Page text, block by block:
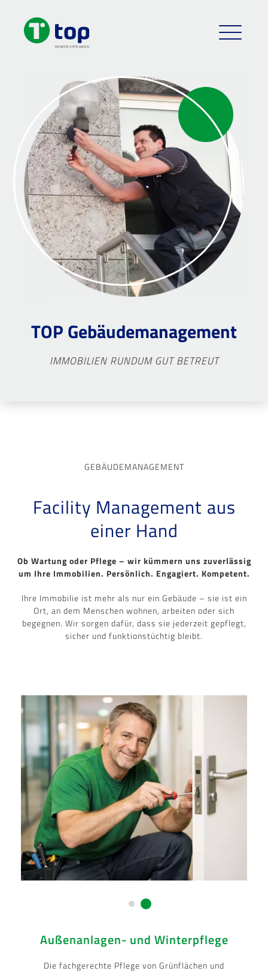
TOP Gebäudemanagement
IMMOBILIEN RUNDUM GUT BETREUT
GEBÄUDEMANAGEMENT
Facility Management aus
einer Hand
Ob Wartung oder Pflege – wir kümmern uns zuverlässig
um Ihre Immobilien. Persönlich. Engagiert. Kompetent.
Ihre Immobilie ist mehr als nur ein Gebäude – sie ist ein
Ort, an dem Menschen wohnen, arbeiten oder sich
begegnen. Wir sorgen dafür, dass sie jederzeit gepflegt,
sicher und funktionstüchtig bleibt.
Außenanlagen- und Winterpflege
Die fachgerechte Pflege von Grünflächen und